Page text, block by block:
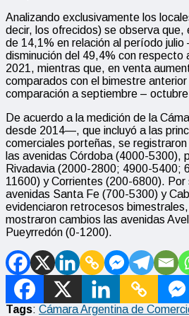
Analizando exclusivamente los
decir, los ofrecidos) se observa que,
de 14,1% en relación al período julio
disminución del 49,4% con respecto
2021, mientras que, en venta
comparados con el bimestre
comparación a septiembre –
De acuerdo a la medición de la
desde 2014—, que incluyó a las
comerciales porteñas, se
las avenidas Córdoba (4000-5300),
Rivadavia (2000-2800; 4900-5400;
11600) y Corrientes (200-6800). Por
avenidas Santa Fe (700-5300) y
evidenciaron retrocesos
mostraron cambios las avenidas
Pueyrredón (0-1200).
Tags: Cámara Argentina de